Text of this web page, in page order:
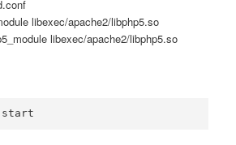
libexec/apache2/libphp5.so
libexec/apache2/libphp5.so